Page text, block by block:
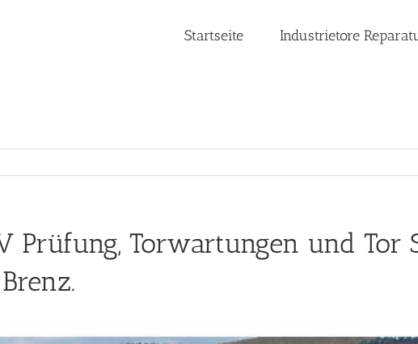
Startseite Industrietore
Prüfung, Torwartungen und Tor